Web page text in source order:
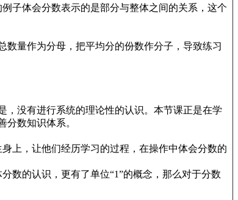
子体会分数表示的是部分与整体之间的关系，这个
量作为分母，把平均分的份数作分子，导致练习
没有进行系统的理论性的认识。本节课正是在学
数知识体系。
上，让他们经历学习的过程，在操作中体会分数的
数的认识，更有了单位“1”的概念，那么对于分数